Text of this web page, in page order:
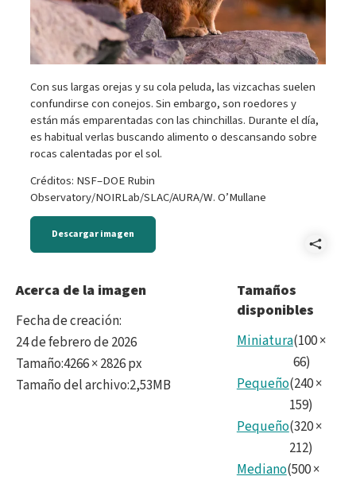
Con sus largas orejas y su cola peluda, las vizcachas suelen
confundirse con conejos. Sin embargo, son roedores y
están más emparentadas con las chinchillas. Durante el día,
es habitual verlas buscando alimento o descansando sobre
rocas calentadas por el sol.
Créditos: NSF–DOE Rubin
Observatory/NOIRLab/SLAC/AURA/W. O’Mullane
Descargar imagen
Acerca de la imagen
Fecha de creación:
24 de febrero de 2026
Tamaño:4266 × 2826 px
Tamaño del archivo:2,53MB
Tamaños
disponibles
Miniatura(100×
66)
Pequeño(240×
159)
Pequeño(320×
212)
Mediano(500×